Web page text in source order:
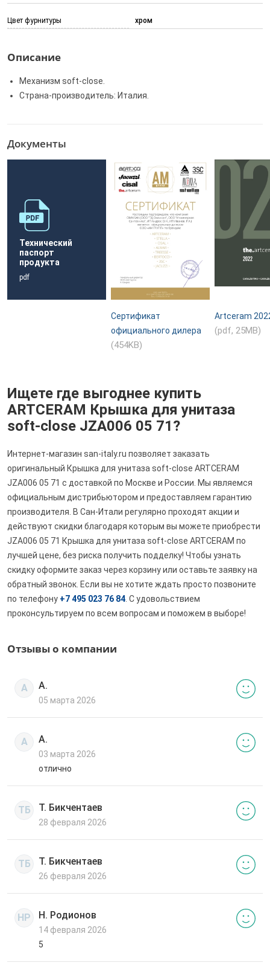
Цвет фурнитуры хром
Описание
Механизм soft-close.
Страна-производитель: Италия.
Документы
Технический
паспорт
продукта
pdf
Сертификат
официального дилера
(454KB)
Artceram
(pdf, 25MB)
Ищете где выгоднее купить
ARTCERAM Крышка для унитаза
soft-close JZA006 05 71?
Интернет-магазин san-italy.ru позволяет заказать
оригинальный Крышка для унитаза soft-close ARTCERAM
JZA006 05 71 с доставкой по Москве и России. Мы являемся
официальным дистрибьютором и предоставляем гарантию
производителя. В Сан-Итали регулярно проходят акции и
действуют скидки благодаря которым вы можете приобрести
JZA006 05 71 Крышка для унитаза soft-close ARTCERAM по
лучшей цене, без риска получить подделку! Чтобы узнать
скидку оформите заказ через корзину или оставьте заявку на
обратный звонок. Если вы не хотите ждать просто позвоните
по телефону +7 495 023 76 84 . С удовольствием
проконсультируем по всем вопросам и поможем в выборе!
Отзывы о компании
А А.
05 марта 2026
А А.
03 марта 2026
отлично
ТБ Т. Бикчентаев
28 февраля 2026
ТБ Т. Бикчентаев
26 февраля 2026
НР Н. Родионов
14 февраля 2026
5